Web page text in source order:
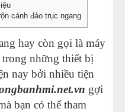
Lit B10G
Lit B15G
Lit B20G
Lit B30G
B5
cánh đảo trục ngang
hay còn gọi là máy
những thiết bị
nay bởi nhiều tiện
gợi
bạn có thể tham